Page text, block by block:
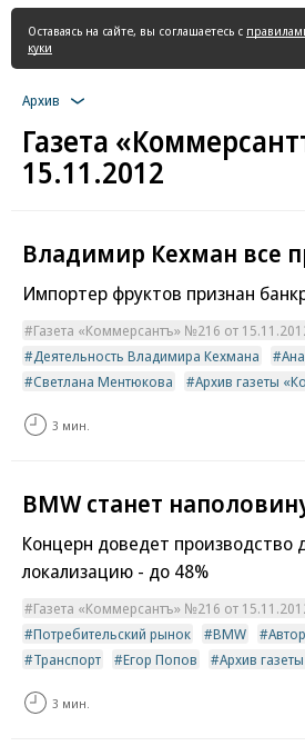
страница
Оставаясь на сайте, вы соглашаетесь с
куки
Архив
Газета
15.11.2012
Владимир Кехман все
Импортер фруктов признан
Газета «Коммерсантъ» №216 от
Деятельность Владимира Кехмана
Светлана Ментюкова
Архив газеты
3 мин.
BMW станет
Концерн доведет производство
локализацию - до 48%
Газета «Коммерсантъ» №216 от
Потребительский рынок
BMW
Транспорт
Егор Попов Архив
3 мин.